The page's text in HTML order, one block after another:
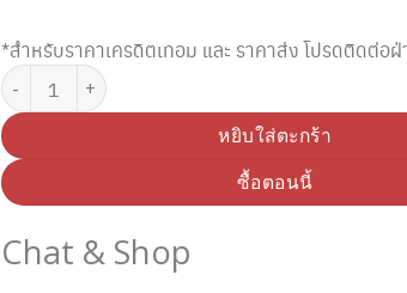
*สำหรับราคาเครดิตเทอม และ ราคาส่ง โปรดติดต่อฝ่
จำนวน FUJI XEROX EL300846 MAINTENANCE KIT ชิ้น
หยิบใส่ตะกร้า
ซื้อตอนนี้
Chat & Shop